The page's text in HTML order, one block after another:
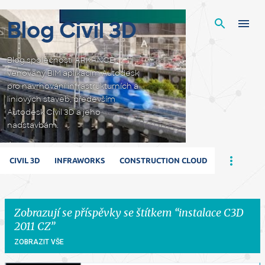
Blog Civil 3D
Blog společnosti ARKANCE
věnovaný BIM aplikacím Autodesk
pro navrhování infrastrukturních a
liniových staveb, především
Autodesk Civil 3D a jeho
nadstavbám.
CIVIL 3D INFRAWORKS CONSTRUCTION CLOUD
Zobrazují se příspěvky se štítkem instalace C3D
2011 CZ
ZOBRAZIT VŠE